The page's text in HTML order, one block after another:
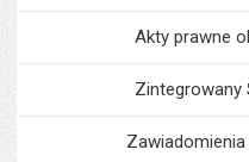
Akty prawne
Zintegrowany
Zawiadomienia